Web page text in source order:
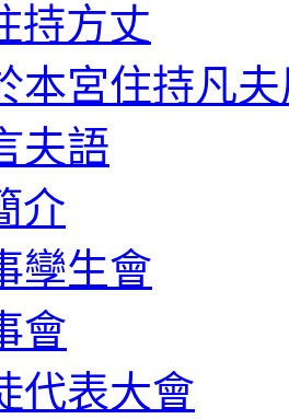
持方丈
本宮住持凡
夫語
介
孿生會
會
代表大會